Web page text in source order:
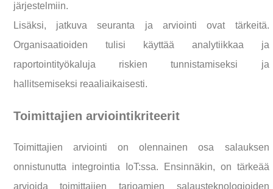
järjestelmiin.
Lisäksi, jatkuva seuranta ja arviointi ovat tärkeitä.
Organisaatioiden tulisi käyttää analytiikkaa ja
raportointityökaluja riskien tunnistamiseksi ja
hallitsemiseksi reaaliaikaisesti.
Toimittajien arviointikriteerit
Toimittajien arviointi on olennainen osa salauksen
onnistunutta integrointia IoT:ssa. Ensinnäkin, on tärkeää
arvioida toimittajien tarjoamien salausteknologioiden